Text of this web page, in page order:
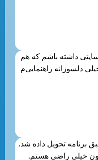
داشته باشم که هم
دلسوزانه راهنمایی‌م
برنامه تحویل داده شد.
خیلی راضی هستم.